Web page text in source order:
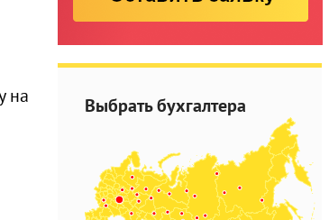
на
Выбрать бухгалтера